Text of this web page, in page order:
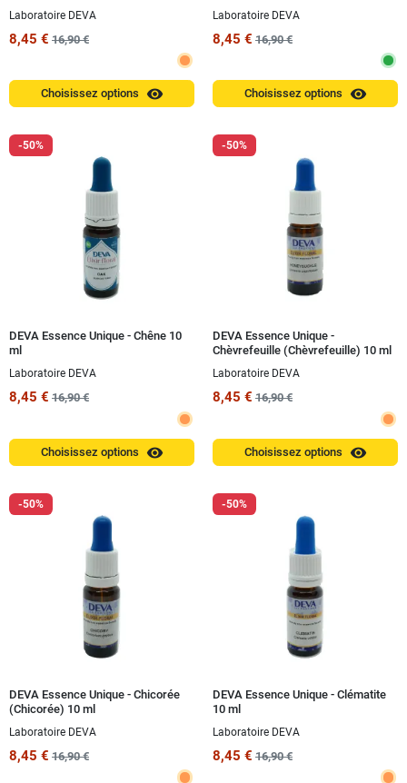
Laboratoire DEVA
8,45 € 16,90 €
Choisissez options visibility
Laboratoire DEVA
8,45 € 16,90 €
Choisissez options visibility
-50%
DEVA Essence Unique - Chêne 10
ml
Laboratoire DEVA
8,45 € 16,90 €
Choisissez options visibility
-50%
DEVA Essence Unique -
Chèvrefeuille (Chèvrefeuille) 10 ml
Laboratoire DEVA
8,45 € 16,90 €
Choisissez options visibility
-50%
DEVA Essence Unique - Chicorée
(Chicorée) 10 ml
Laboratoire DEVA
8,45 € 16,90 €
-50%
DEVA Essence Unique - Clématite
10 ml
Laboratoire DEVA
8,45 € 16,90 €